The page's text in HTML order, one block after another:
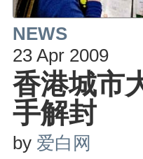
NEWS
23 Apr 2009
香港城市
手解封
by 爱白网